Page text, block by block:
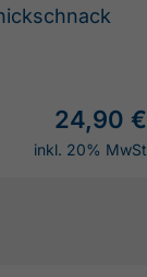
24,90 €
inkl. 20% MwSt